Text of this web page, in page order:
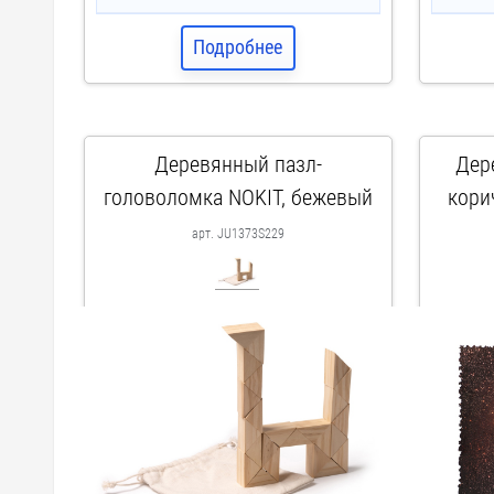
Подробнее
Деревянный пазл-
головоломка NOKIT, бежевый
арт. JU1373S229